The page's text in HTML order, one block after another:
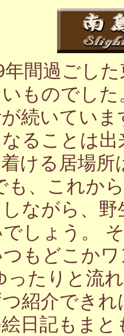
間過ごし
ものでし
続いてい
ることは
ける居場
も、これか
ながら、
しょう。
もどこか
ったりと流
紹介でき
日記もま